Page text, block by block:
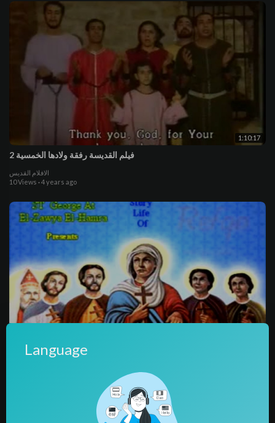
1:10:17
فيلم القديسة رفقة ولادها الخمسية 2
الافلام القديس
10 Views ·4 years ago
فيلم القديسة رفقة ولادها الخمسية 1
Language